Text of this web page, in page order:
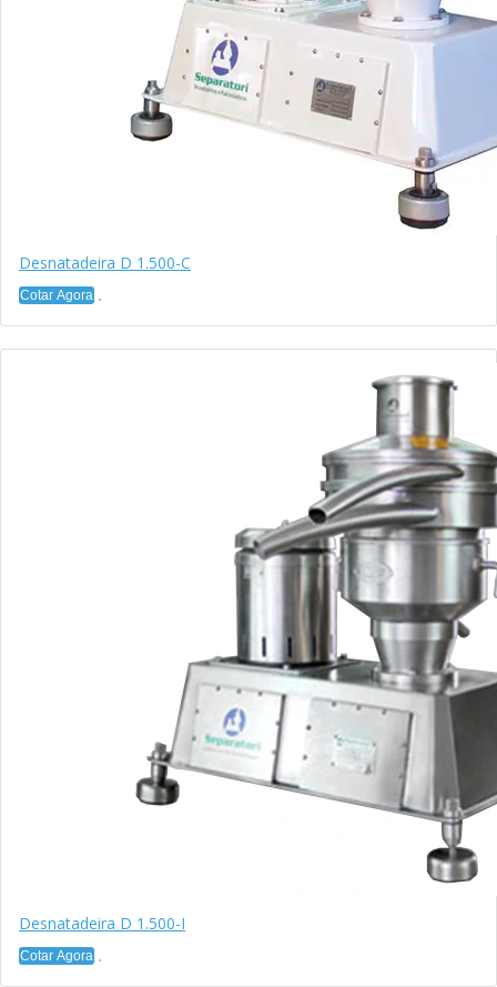
Desnatadeira D 1.500-C
Cotar Agora
Desnatadeira D 1.500-I
Cotar Agora